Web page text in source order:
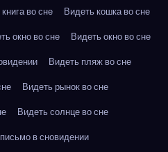
во сне
Видеть кошка во сне
окно во сне
Видеть окно во сне
Видеть пляж во сне
Видеть рынок во сне
Видеть солнце во сне
в сновидении